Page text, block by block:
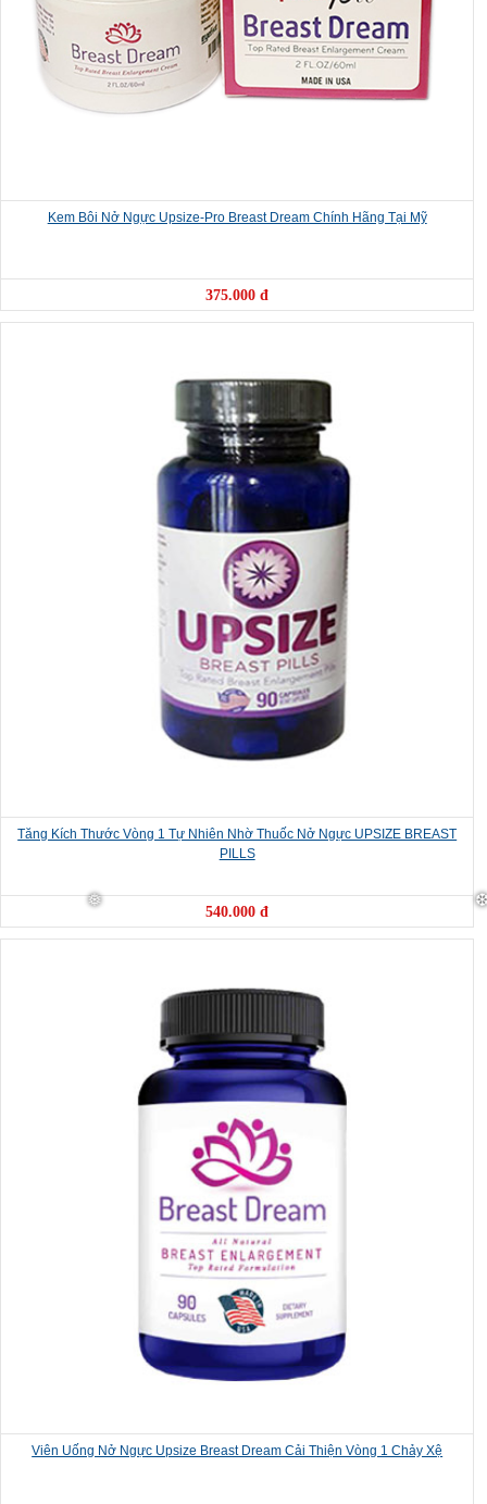
Kem Bôi Nở Ngực Upsize-Pro Breast Dream Chính Hãng Tại Mỹ
375.000 đ
Tăng Kích Thước Vòng 1 Tự Nhiên Nhờ Thuốc Nở Ngực UPSIZE BREAST
PILLS
540.000 đ
Viên Uống Nở Ngực Upsize Breast Dream Cải Thiện Vòng 1 Chảy Xệ
❅